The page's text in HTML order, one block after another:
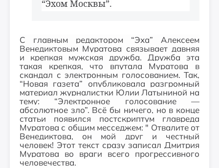
“Эхом Москвы”.
С главным редактором “Эха” Алексеем
Венедиктовым Муратова связывает давняя
и крепкая мужская дружба. Дружба эта
такая крепкая, что впутала Муратова в
скандал с электронным голосованием. Так,
“Новая газета” опубликовала разгромный
материал журналистки Юлии Латыниной на
тему: “Электронное голосование —
абсолютное зло”. Всё бы ничего, но в конце
статьи появился постскриптум главреда
Муратова с общим месседжем: " Отвалите от
Венедиктова, он мой друг и честный
человек! Этот текст сразу записал Дмитрия
Муратова во враги всего прогрессивного
человечества.